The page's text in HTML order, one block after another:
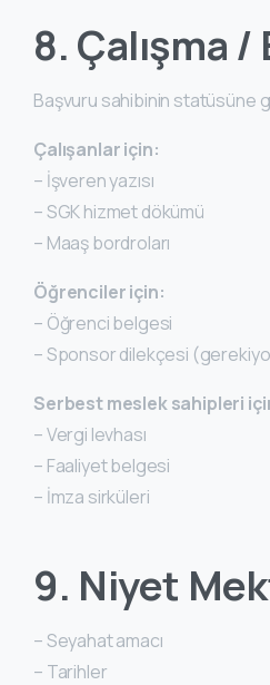
8. Çalışma
Başvuru sahibinin statüsüne
Çalışanlar için:
– İşveren yazısı
– SGK hizmet dökümü
– Maaş bordroları
Öğrenciler için:
– Öğrenci belgesi
– Sponsor dilekçesi
Serbest meslek sahipleri
– Vergi levhası
– Faaliyet belgesi
– İmza sirküleri
9. Niyet
– Seyahat amacı
– Tarihler